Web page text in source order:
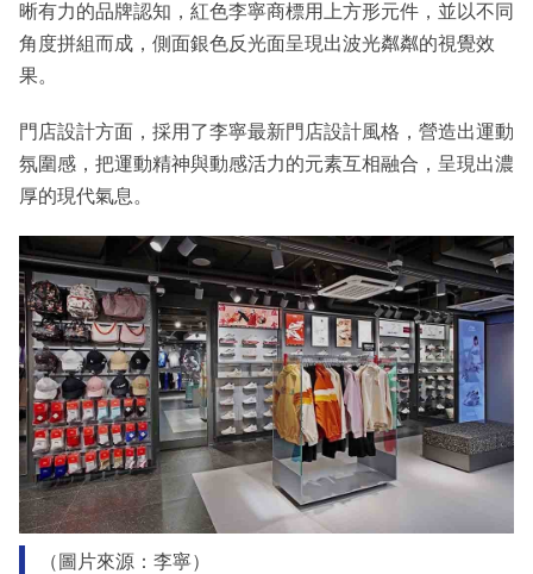
晰有力的品牌認知，紅色李寧商標用上方形元件，並以不同
角度拼組而成，側面銀色反光面呈現出波光粼粼的視覺效
果。
門店設計方面，採用了李寧最新門店設計風格，營造出運動
氛圍感，把運動精神與動感活力的元素互相融合，呈現出濃
厚的現代氣息。
（圖片來源：李寧）